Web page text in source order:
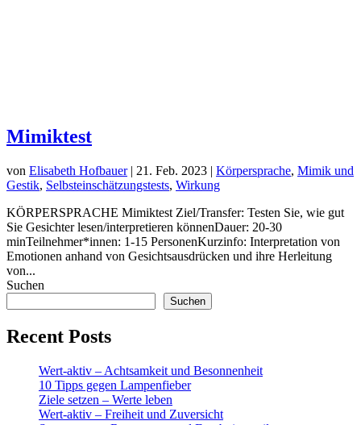
Mimiktest
von Elisabeth Hofbauer| 21. Feb. 2023 | Körpersprache, Mimik und
Gestik, Selbsteinschätzungstests, Wirkung
KÖRPERSPRACHE Mimiktest Ziel/Transfer: Testen Sie, wie gut
Sie Gesichter lesen/interpretieren könnenDauer: 20-30
minTeilnehmer*innen: 1-15 PersonenKurzinfo: Interpretation von
Emotionen anhand von Gesichtsausdrücken und ihre Herleitung
von...
Suchen
Suchen
Recent Posts
Wert-aktiv – Achtsamkeit und Besonnenheit
10 Tipps gegen Lampenfieber
Ziele setzen – Werte leben
Wert-aktiv – Freiheit und Zuversicht